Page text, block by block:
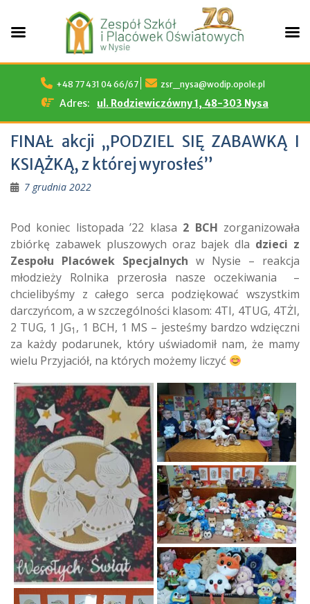
Skip
+48 77 431 04 66/67 zsr_nysa@wodip.opole.pl
Adres: ul. Rodziewiczówny 1, 48-303 Nysa
FINAŁ akcji „PODZIEL SIĘ ZABAWKĄ I
KSIĄŻKĄ, z której wyrosłeś”
7 grudnia 2022
Pod koniec listopada ’22 klasa 2 BCH zorganizowała
zbiórkę zabawek pluszowych oraz bajek dla dzieci z
Zespołu Placówek Specjalnych w Nysie – reakcja
młodzieży Rolnika przerosła nasze oczekiwania –
chcielibyśmy z całego serca podziękować wszystkim
darczyńcom, a w szczególności klasom: 4TI, 4TUG, 4TŻI,
2 TUG, 1 JG1 , 1 BCH, 1 MS – jesteśmy bardzo wdzięczni
za każdy podarunek, który uświadomił nam, że mamy
wielu Przyjaciół, na których możemy liczyć